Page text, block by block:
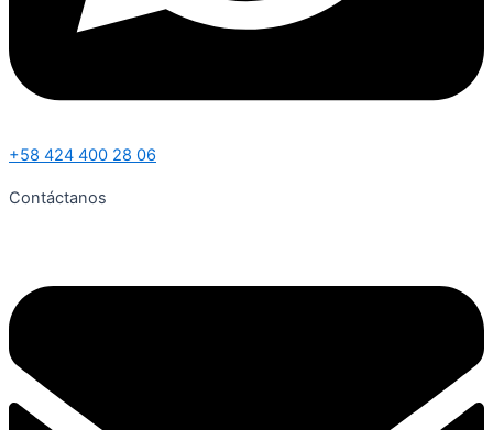
+58 424 400 28 06
Contáctanos